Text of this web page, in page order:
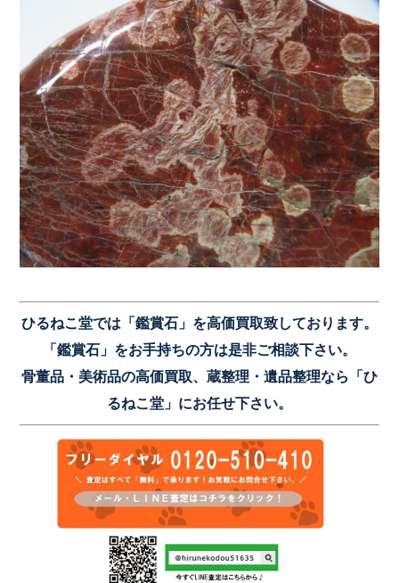
ひるねこ堂では「鑑賞石」を高価買取致しております。
「鑑賞石」をお手持ちの方は是非ご相談下さい。
骨董品・美術品の高価買取、蔵整理・遺品整理なら「ひ
るねこ堂」にお任せ下さい。